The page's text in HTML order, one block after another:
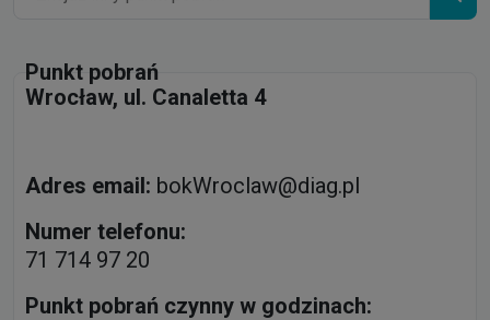
Punkt pobrań
Wrocław, ul. Canaletta 4
Adres email: bokWroclaw@diag.pl
Numer telefonu:
71 714 97 20
Punkt pobrań czynny w godzinach: